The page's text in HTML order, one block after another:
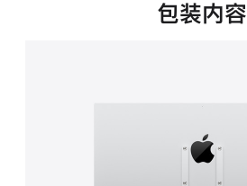
中
包装内容